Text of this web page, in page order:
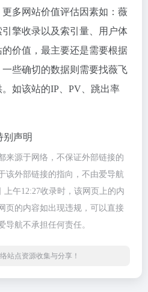
多网站价值评估因素如：薇
擎收录以及索引量、用户体
价值，最主要还是需要根据
些确切的数据则需要找薇飞
如该站的IP、PV、跳出率
别声明
来源于网络，不保证外部链接的
该外部链接的指向，不由爱导航
上午12:27收录时，该网页上的内
页的内容如出现违规，可以直接
导航不承担任何责任。
站点资源收集与分享！